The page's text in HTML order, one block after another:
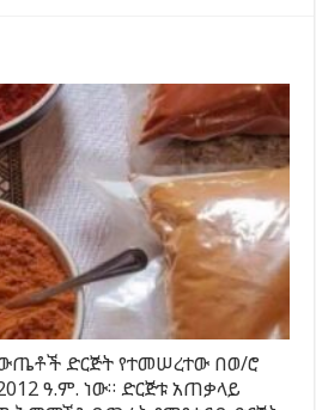
ውጤቶች ድርጅት የተመሠረተው በወ/ሮ
ዓ.ም. ነው። ድርጅቱ አጠቃላይ